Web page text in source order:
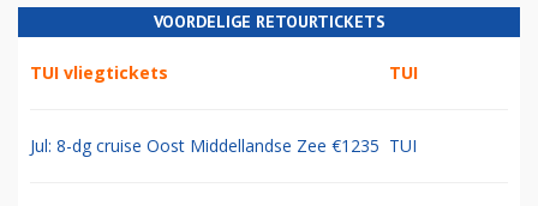
VOORDELIGE RETOURTICKETS
TUI vliegtickets TUI
Jul: 8-dg cruise Oost Middellandse Zee €1235 TUI